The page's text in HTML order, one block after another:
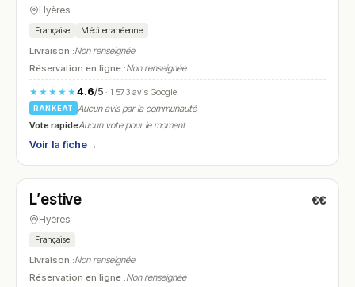
Hyères
Française Méditerranéenne
Livraison :Non renseignée
Réservation en ligne :Non renseignée
★★★★★4.6/5· 1 573 avis Google
RANKEAT
Aucun avis par la communauté
Vote rapideAucun vote pour le moment
Voir la fiche→
N° 27
L’estive €€
Hyères
Française
Livraison :Non renseignée
Réservation en ligne :Non renseignée